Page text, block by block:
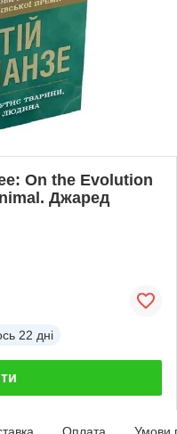
On the Evolution
Джаред
22 дні
Оплата Умови